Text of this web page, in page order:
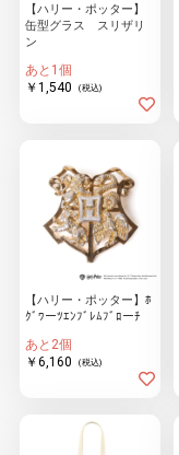
【ハリー・ポッター】
缶型グラス スリザリ
ン
あと1個
￥1,540
(税込)
【ハリー・ポッター】ﾎ
ｸﾞﾜーﾂｴﾝﾌﾞﾚﾑﾌﾞﾛーﾁ
あと2個
￥6,160
(税込)